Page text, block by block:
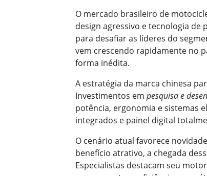
O mercado brasileiro de
design agressivo e tecnologia de
para desafiar as líderes do
vem crescendo rapidamente no
forma inédita.
A estratégia da marca chinesa
Investimentos em pesquisa e
potência, ergonomia e sistemas
integrados e painel digital
O cenário atual favorece
benefício atrativo, a chegada
Especialistas destacam seu